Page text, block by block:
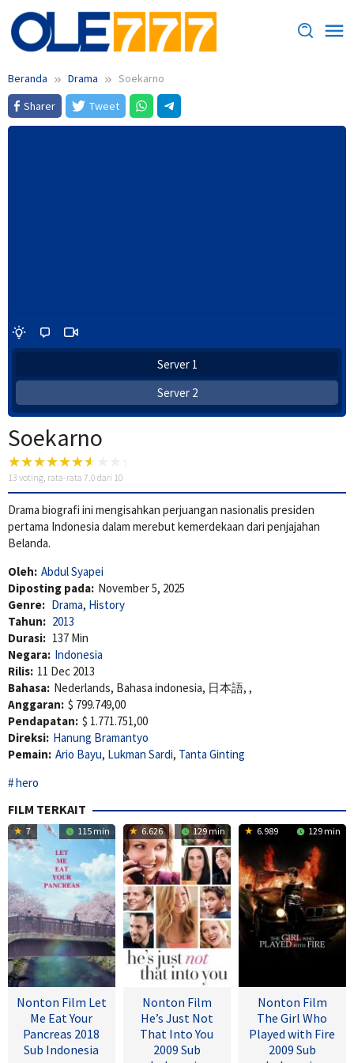
Loncat
ke
konten
Beranda Drama
Soekarno
Sharer
Tweet
Server 1
Server 2
Soekarno
13 voting, rata-rata 7.0 dari 10
Drama biografi ini mengisahkan perjuangan nasionalis presiden
pertama Indonesia dalam merebut kemerdekaan dari penjajahan
Belanda.
Oleh: Abdul Syapei
Diposting pada: November 5, 2025
Genre: Drama, History
Tahun: 2013
Durasi: 137 Min
Negara: Indonesia
Rilis: 11 Dec 2013
Bahasa: Nederlands, Bahasa indonesia, 日本語, ,
Anggaran: $ 799.749,00
Pendapatan: $ 1.771.751,00
Direksi: Hanung Bramantyo
Pemain: Ario Bayu, Lukman Sardi, Tanta Ginting
hero
FILM TERKAIT
7 115 min
Nonton Film Let
Me Eat Your
Pancreas 2018
Sub Indonesia
6.626 129 min
Nonton Film
He’s Just Not
That Into You
2009 Sub
6.989 129 min
Nonton Film
The Girl Who
Played with Fire
2009 Sub